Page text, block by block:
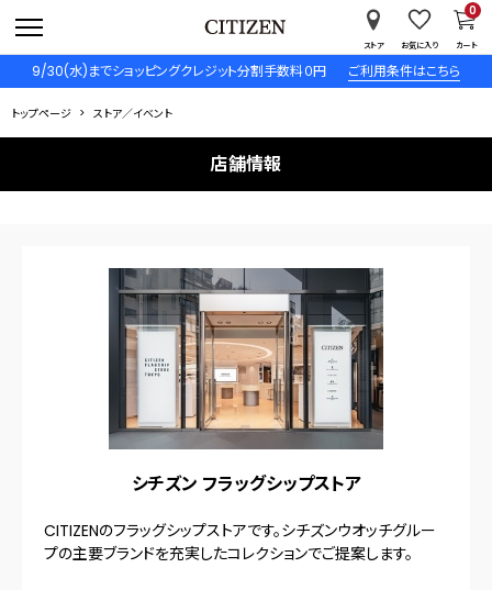
9/30(水)までショッピングクレジット分割手数料０円 ご利用条件はこちら
ストア お気に入り カート
0
トップページ ストア／イベント
店舗情報
シチズン フラッグシップストア
CITIZENのフラッグシップストアです。シチズンウオッチグルー
プの主要ブランドを充実したコレクションでご提案します。